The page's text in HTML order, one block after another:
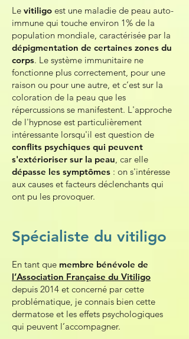
Le vitiligo est une maladie de peau auto-
immune qui touche environ 1% de la
population mondiale, caractérisée par la
dépigmentation de certaines zones du
corps. Le système immunitaire ne
fonctionne plus correctement, pour une
raison ou pour une autre, et c’est sur la
coloration de la peau que les
répercussions se manifestent. L'approche
de l'hypnose est particulièrement
intéressante lorsqu'il est question de
conflits psychiques qui peuvent
s'extérioriser sur la peau, car elle
dépasse les symptômes : on s'intéresse
aux causes et facteurs déclenchants qui
ont pu les provoquer.
Spécialiste du vitiligo
En tant que membre bénévole de
l’Association Française du Vitiligo
depuis 2014 et concerné par cette
problématique, je connais bien cette
dermatose et les effets psychologiques
qui peuvent l’accompagner.